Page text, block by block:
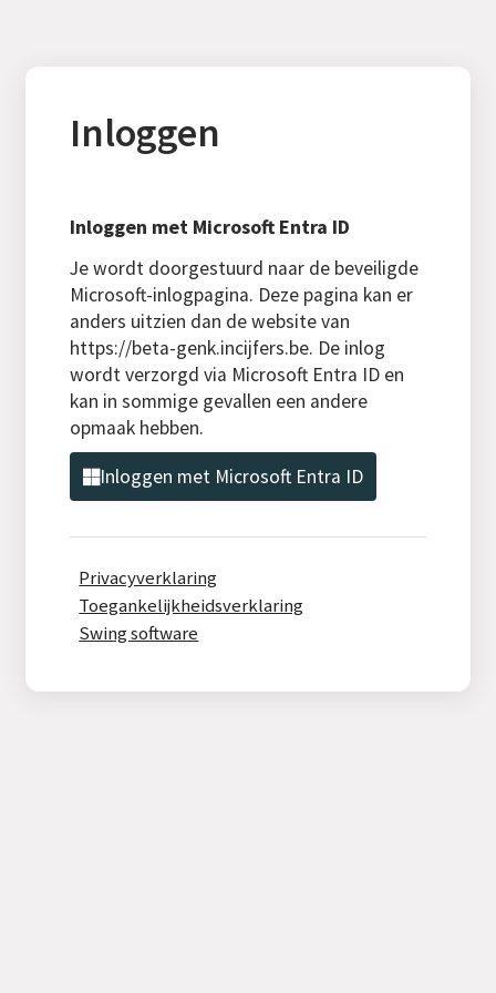
Inloggen
Inloggen met Microsoft Entra ID
Je wordt doorgestuurd naar de beveiligde
Microsoft-inlogpagina. Deze pagina kan er
anders uitzien dan de website van
https://beta-genk.incijfers.be. De inlog
wordt verzorgd via Microsoft Entra ID en
kan in sommige gevallen een andere
opmaak hebben.
Inloggen met Microsoft Entra ID
Privacyverklaring
Toegankelijkheidsverklaring
Swing software